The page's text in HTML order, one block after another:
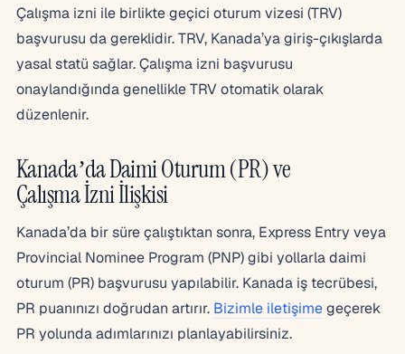
Çalışma izni ile birlikte geçici oturum vizesi (TRV)
başvurusu da gereklidir. TRV, Kanada’ya giriş-çıkışlarda
yasal statü sağlar. Çalışma izni başvurusu
onaylandığında genellikle TRV otomatik olarak
düzenlenir.
Kanada’da Daimi Oturum (PR) ve
Çalışma İzni İlişkisi
Kanada’da bir süre çalıştıktan sonra, Express Entry veya
Provincial Nominee Program (PNP) gibi yollarla daimi
oturum (PR) başvurusu yapılabilir. Kanada iş tecrübesi,
PR puanınızı doğrudan artırır. Bizimle iletişimegeçerek
PR yolunda adımlarınızı planlayabilirsiniz.